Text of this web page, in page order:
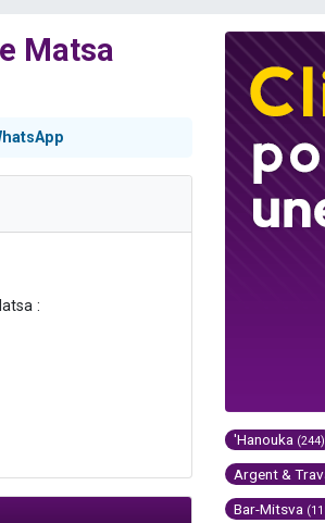
Matsa
:
'Hanouka (244)
Argent &
Bar-Mitsva